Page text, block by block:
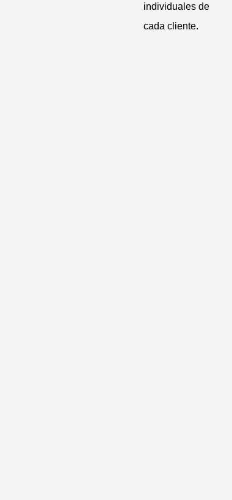
individuales de
cada cliente.